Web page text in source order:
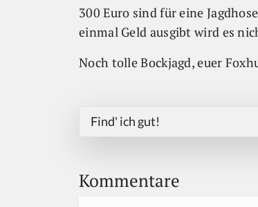
300 Euro sind für eine
einmal Geld ausgibt wird es
Noch tolle Bockjagd, euer
Find' ich gut!
Kommentare